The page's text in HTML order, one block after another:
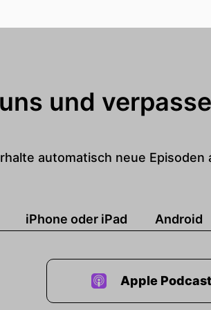
und
automatisch neue Episoden
iPhone oder iPad Android
Apple